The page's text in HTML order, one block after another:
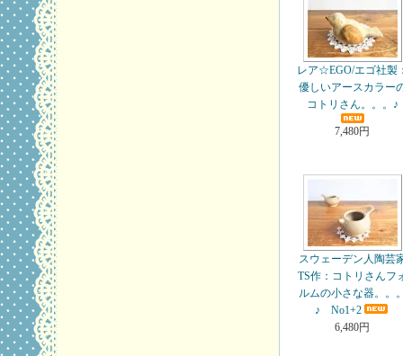
レア☆EGO/エゴ社製
優しいアースカラー
コトリさん。。。♪
7,480円
スウェーデン人陶芸
TS作：コトリさんフ
ルムの小さな器。。
♪ No1+2
6,480円